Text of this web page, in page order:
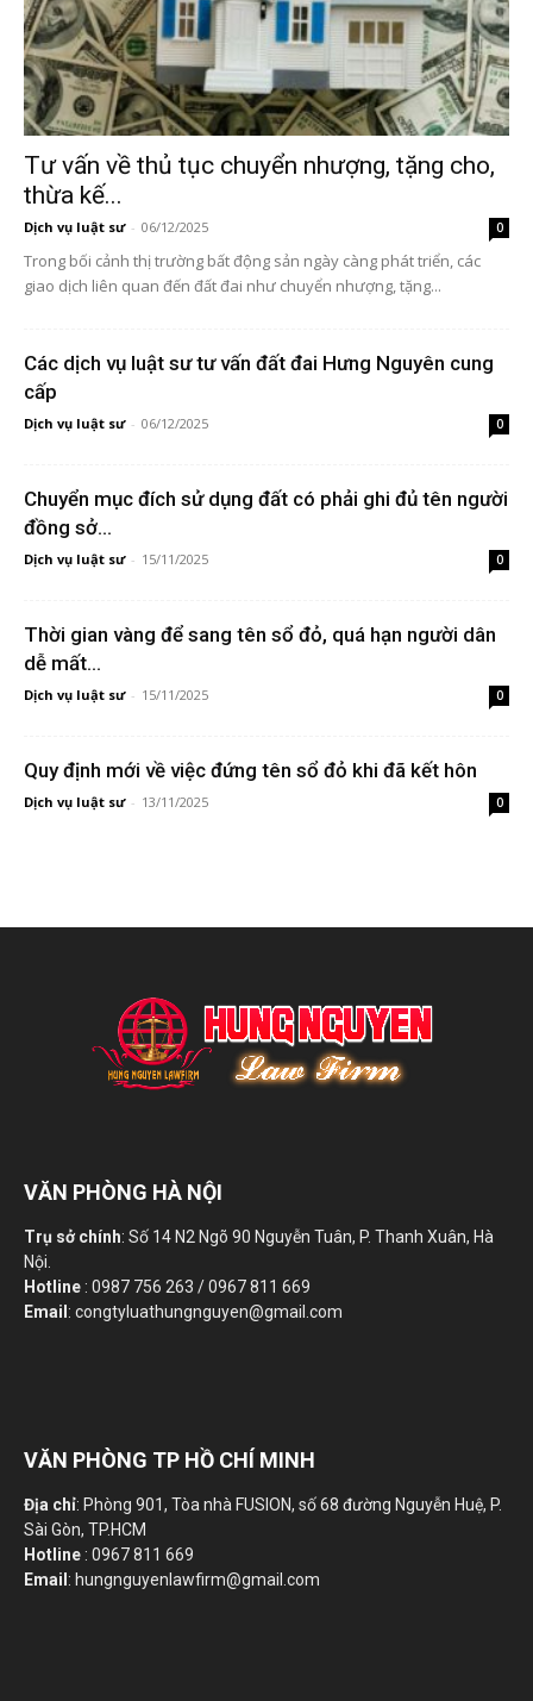
Tư vấn về thủ tục chuyển nhượng, tặng cho,
thừa kế...
Dịch vụ luật sư - 06/12/2025 0
Trong bối cảnh thị trường bất động sản ngày càng phát triển, các
giao dịch liên quan đến đất đai như chuyển nhượng, tặng...
Các dịch vụ luật sư tư vấn đất đai Hưng Nguyên cung
cấp
Dịch vụ luật sư - 06/12/2025 0
Chuyển mục đích sử dụng đất có phải ghi đủ tên người
đồng sở...
Dịch vụ luật sư - 15/11/2025 0
Thời gian vàng để sang tên sổ đỏ, quá hạn người dân
dễ mất...
Dịch vụ luật sư - 15/11/2025 0
Quy định mới về việc đứng tên sổ đỏ khi đã kết hôn
Dịch vụ luật sư - 13/11/2025 0
VĂN PHÒNG HÀ NỘI
Trụ sở chính: Số 14 N2 Ngõ 90 Nguyễn Tuân, P. Thanh Xuân, Hà
Nội.
Hotline : 0987 756 263 / 0967 811 669
Email : congtyluathungnguyen@gmail.com
VĂN PHÒNG TP HỒ CHÍ MINH
Địa chỉ: Phòng 901, Tòa nhà FUSION, số 68 đường Nguyễn Huệ, P.
Sài Gòn, TP.HCM
Hotline : 0967 811 669
Email : hungnguyenlawfirm@gmail.com